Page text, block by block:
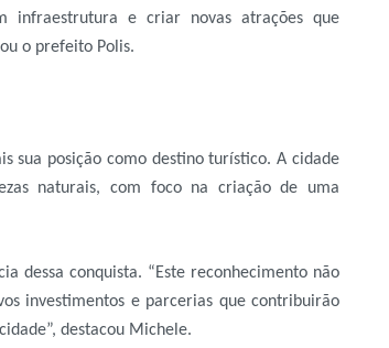
infraestrutura e criar novas atrações que
o prefeito Polis.
sua posição como destino turístico. A cidade
naturais, com foco na criação de uma
dessa conquista. “Este reconhecimento não
investimentos e parcerias que contribuirão
destacou Michele.